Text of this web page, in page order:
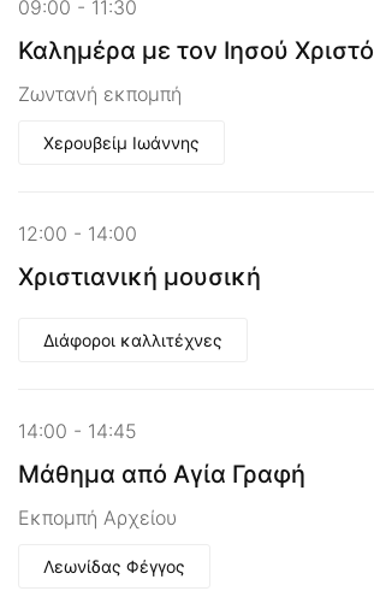
09:00 - 11:30
Καλημέρα με τον Ιησού Χριστό
Ζωντανή εκπομπή
Χερουβείμ Ιωάννης
12:00 - 14:00
Χριστιανική μουσική
Διάφοροι καλλιτέχνες
14:00 - 14:45
Μάθημα από Αγία Γραφή
Εκπομπή Αρχείου
Λεωνίδας Φέγγος